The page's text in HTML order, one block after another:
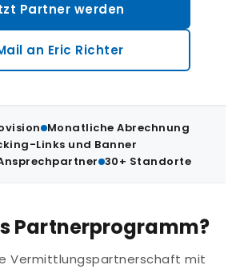
Partner werden
an Eric Richter
Monatliche Abrechnung
Links und Banner
30+ Standorte
Partnerprogramm?
Vermittlungspartnerschaft mit